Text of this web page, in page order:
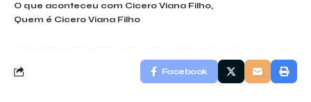
O que aconteceu com Cicero Viana Filho
Quem é Cicero Viana Filho
Facebook